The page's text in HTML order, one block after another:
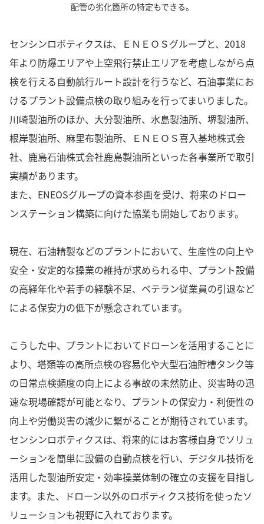
配管の劣化箇所の特定もできる。
センシンロボティクスは、ＥＮＥＯＳグループと、2018
年より防爆エリアや上空飛行禁止エリアを考慮しながら点
検を行える自動航行ルート設計を行うなど、石油事業にお
けるプラント設備点検の取り組みを行ってまいりました。
川崎製油所のほか、大分製油所、水島製油所、堺製油所、
根岸製油所、麻里布製油所、ＥＮＥＯＳ喜入基地株式会
社、鹿島石油株式会社鹿島製油所といった各事業所で取引
実績があります。
また、ENEOSグループの資本参画を受け、将来のドロー
ンステーション構築に向けた協業も開始しております。
現在、石油精製などのプラントにおいて、生産性の向上や
安全・安定的な操業の維持が求められる中、プラント設備
の高経年化や若手の経験不足、ベテラン従業員の引退など
による保安力の低下が懸念されています。
こうした中、プラントにおいてドローンを活用することに
より、塔類等の高所点検の容易化や大型石油貯槽タンク等
の日常点検頻度の向上による事故の未然防止、災害時の迅
速な現場確認が可能となり、プラントの保安力・利便性の
向上や労働災害の減少に繋がることが期待されています。
センシンロボティクスは、将来的にはお客様自身でソリュ
ーションを簡単に設備の自動点検を行い、デジタル技術を
活用した製油所安定・効率操業体制の確立の支援を目指し
ます。また、ドローン以外のロボティクス技術を使ったソ
リューションも視野に入れております。